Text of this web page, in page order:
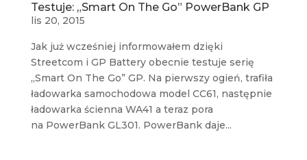
Testuje: „Smart On The Go” PowerBank GP
lis 20, 2015
Jak już wcześniej informowałem dzięki
Streetcom i GP Battery obecnie testuje serię
„Smart On The Go” GP. Na pierwszy ogień, trafiła
ładowarka samochodowa model CC61, następnie
ładowarka ścienna WA41 a teraz pora
na PowerBank GL301. PowerBank daje...